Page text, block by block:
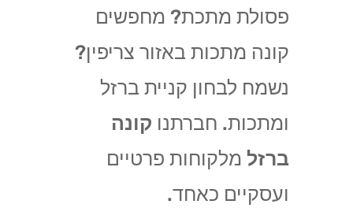
פסולת מתכת? מחפשים
קונה מתכות באזור צריפין?
נשמח לבחון קניית ברזל
ומתכות. חברתנו קונה
ברזל מלקוחות פרטיים
ועסקיים כאחד.